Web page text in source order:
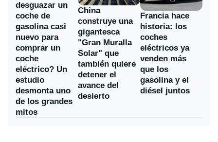
desguazar un
coche de
gasolina casi
nuevo para
comprar un
coche
eléctrico? Un
estudio
desmonta uno
de los grandes
mitos
China
construye una
gigantesca
"Gran Muralla
Solar" que
también quiere
detener el
avance del
desierto
Francia hace
historia: los
coches
eléctricos ya
venden más
que los
gasolina y el
diésel juntos